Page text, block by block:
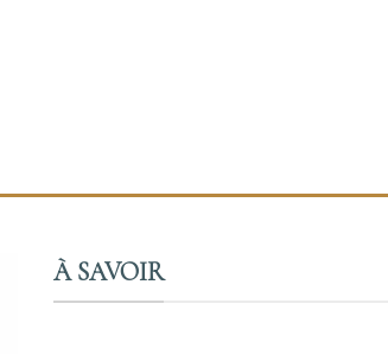
À SAVOIR